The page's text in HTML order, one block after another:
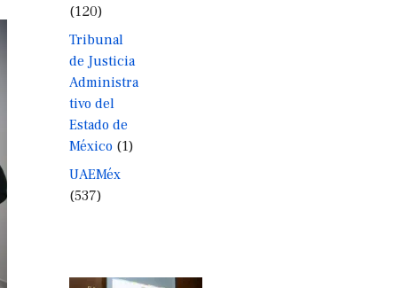
(120)
Tribunal
de Justicia
Administra
tivo del
Estado de
México (1)
UAEMéx
(537)